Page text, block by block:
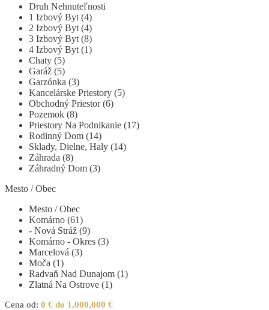
Druh Nehnuteľnosti
1 Izbový Byt (4)
2 Izbový Byt (4)
3 Izbový Byt (8)
4 Izbový Byt (1)
Chaty (5)
Garáž (5)
Garzónka (3)
Kancelárske Priestory (5)
Obchodný Priestor (6)
Pozemok (8)
Priestory Na Podnikanie (17)
Rodinný Dom (14)
Sklady, Dielne, Haly (14)
Záhrada (8)
Záhradný Dom (3)
Mesto / Obec
Mesto / Obec
Komárno (61)
- Nová Stráž (9)
Komárno - Okres (3)
Marcelová (3)
Moča (1)
Radvaň Nad Dunajom (1)
Zlatná Na Ostrove (1)
Cena od: 0 € do 1,000,000 €